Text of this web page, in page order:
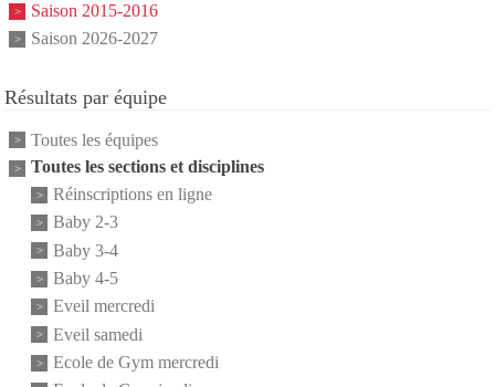
Saison 2015-2016
Saison 2026-2027
Résultats par équipe
Toutes les équipes
Toutes les sections et disciplines
Réinscriptions en ligne
Baby 2-3
Baby 3-4
Baby 4-5
Eveil mercredi
Eveil samedi
Ecole de Gym mercredi